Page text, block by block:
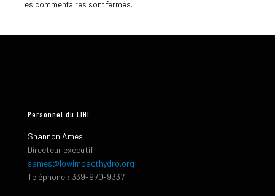
Les commentaires sont fermés.
Personnel du LIHI :
Shannon Ames
Directeur exécutif
sames@lowimpacthydro.org
Téléphone : 339-970-9337